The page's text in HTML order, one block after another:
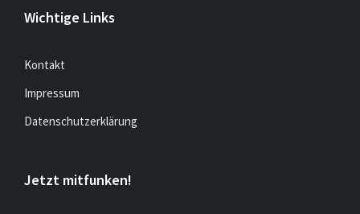
Wichtige Links
Kontakt
Impressum
Datenschutzerklärung
Jetzt mitfunken!